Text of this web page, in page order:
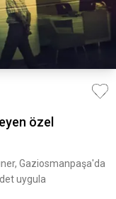
özel
Gaziosmanpaşa'da
uygula